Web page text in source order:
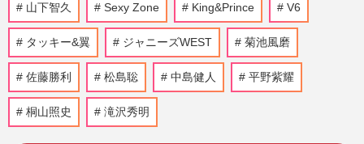
クスタ”が4時間で完売「予想以上の注文
数」を生んだイケおじぶり…
『週刊女性』編集部
《バレンタイン》女性が選ぶ本命チョコを
「もらいたくない」男性有名人は…宮根誠
司や菊池風磨ら抑えた1位…
山下智久 Sexy Zone King&Prince V6
タッキー&翼 ジャニーズWEST 菊池風磨
佐藤勝利 松島聡 中島健人 平野紫耀
桐山照史 滝沢秀明